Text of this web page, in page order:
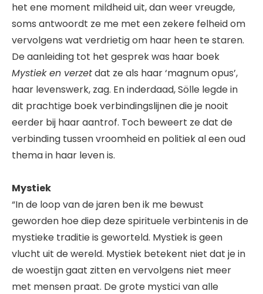
het ene moment mildheid uit, dan weer vreugde,
soms antwoordt ze me met een zekere felheid om
vervolgens wat verdrietig om haar heen te staren.
De aanleiding tot het gesprek was haar boek
Mystiek en verzetdat ze als haar ‘magnum opus’,
haar levenswerk, zag. En inderdaad, Sölle legde in
dit prachtige boek verbindingslijnen die je nooit
eerder bij haar aantrof. Toch beweert ze dat de
verbinding tussen vroomheid en politiek al een oud
thema in haar leven is.
Mystiek
“In de loop van de jaren ben ik me bewust
geworden hoe diep deze spirituele verbintenis in de
mystieke traditie is geworteld. Mystiek is geen
vlucht uit de wereld. Mystiek betekent niet dat je in
de woestijn gaat zitten en vervolgens niet meer
met mensen praat. De grote mystici van alle